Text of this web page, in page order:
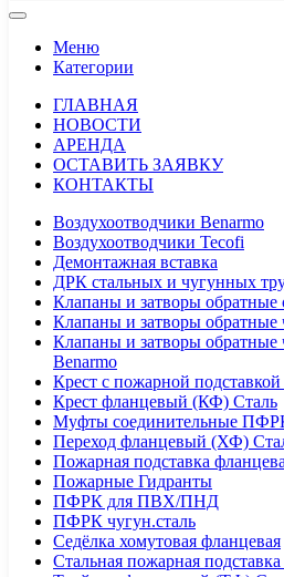
Меню
Категории
ГЛАВНАЯ
НОВОСТИ
АРЕНДА
ОСТАВИТЬ ЗАЯВКУ
КОНТАКТЫ
Воздухоотводчики Benarmo
Воздухоотводчики Tecofi
Демонтажная вставка
ДРК стальных и чугунных
Клапаны и затворы обратные
Клапаны и затворы обратные
Клапаны и затворы
Benarmo
Крест с пожарной
Крест фланцевый (КФ) Сталь
Муфты соединительные
Переход фланцевый (ХФ)
Пожарная подставка
Пожарные Гидранты
ПФРК для ПВХ/ПНД
ПФРК чугун.сталь
Седёлка хомутовая фланцевая
Стальная пожарная